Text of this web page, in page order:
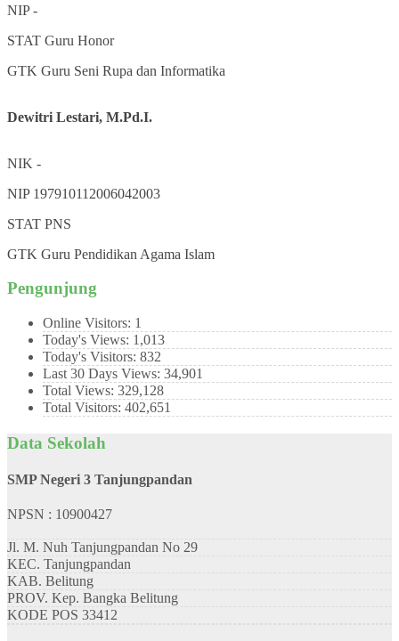
NIP-
STAT Guru Honor
GTK Guru Seni Rupa dan Informatika
Dewitri Lestari, M.Pd.I.
NIK -
NIP 197910112006042003
STAT PNS
GTK Guru Pendidikan Agama Islam
Pengunjung
Online Visitors: 1
Today's Views: 1,013
Today's Visitors: 832
Last 30 Days Views: 34,901
Total Views: 329,128
Total Visitors: 402,651
Data Sekolah
SMP Negeri 3 Tanjungpandan
NPSN : 10900427
Jl. M. Nuh Tanjungpandan No 29
KEC. Tanjungpandan
KAB. Belitung
PROV. Kep. Bangka Belitung
KODE POS 33412